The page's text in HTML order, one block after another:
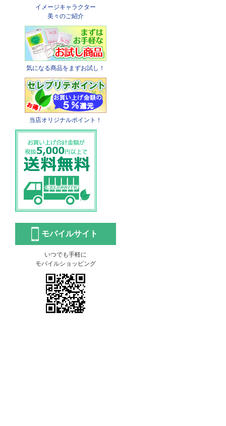
イメージキャラクター
美々のご紹介
気になる商品をまずお試し！
当店オリジナルポイント！
モバイルサイト
いつでも手軽に
モバイルショッピング